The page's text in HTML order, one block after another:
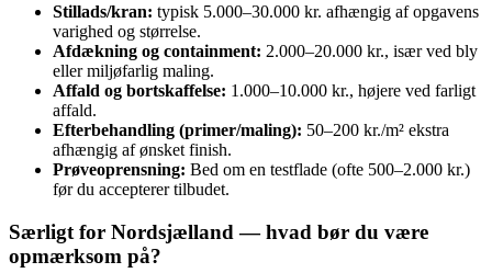
Stillads/kran: typisk 5.000–30.000 kr. afhængig af opgavens
varighed og størrelse.
Afdækning og containment: 2.000–20.000 kr., især ved bly
eller miljøfarlig maling.
Affald og bortskaffelse: 1.000–10.000 kr., højere ved farligt
affald.
Efterbehandling (primer/maling): 50–200 kr./m² ekstra
afhængig af ønsket finish.
Prøveoprensning: Bed om en testflade (ofte 500–2.000 kr.)
før du accepterer tilbudet.
Særligt for Nordsjælland — hvad bør du være
opmærksom på?